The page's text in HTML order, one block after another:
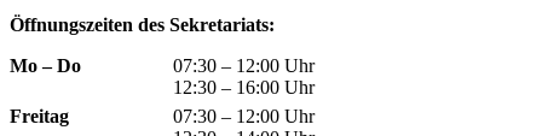
Öffnungszeiten des Sekretariats:
Mo – Do
07:30 – 12:00 Uhr
12:30 – 16:00 Uhr
Freitag
07:30 – 12:00 Uhr